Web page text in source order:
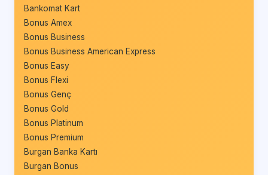
Bankomat Kart
Bonus Amex
Bonus Business
Bonus Business American Express
Bonus Easy
Bonus Flexi
Bonus Genç
Bonus Gold
Bonus Platinum
Bonus Premium
Burgan Banka Kartı
Burgan Bonus